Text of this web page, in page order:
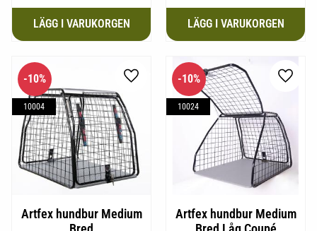
Artfex hundbur Medium
10%
10004
Lägg till i favoriter
Artfex hundbur Medium
10%
10024
Lägg